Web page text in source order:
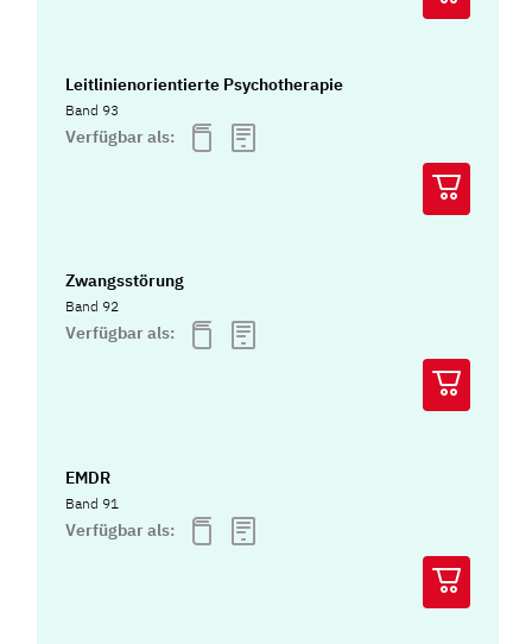
Leitlinienorientierte Psychotherapie
Band 93
Verfügbar als:
Zwangsstörung
Band 92
Verfügbar als:
EMDR
Band 91
Verfügbar als: